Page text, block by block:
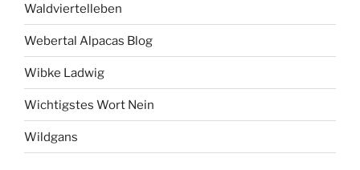
Waldviertelleben
Webertal Alpacas Blog
Wibke Ladwig
Wichtigstes Wort Nein
Wildgans